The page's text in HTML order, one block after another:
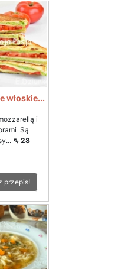
włoskie...
i
Są
⇖ 28
przepis!